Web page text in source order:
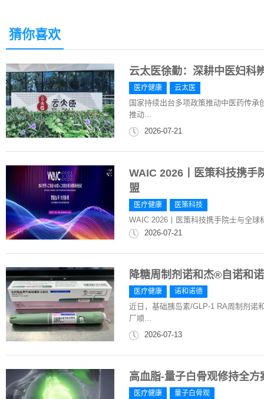
猜你喜欢
云太医徐勤：深耕中医妇科
医疗健康 云太医
国家持续出台多项政策推动中医药传承
推动...
2026-07-21
WAIC 2026丨医策科技携手
盟
医疗健康 医策科技
WAIC 2026丨医策科技携手院士与全
2026-07-21
降糖周制剂诺和杰®自诺和
医疗健康 诺和诺德
近日，基础胰岛素/GLP-1 RA周制剂诺
厂顺...
2026-07-13
高血脂-量子白骨观修持全
医疗健康 量子白骨观